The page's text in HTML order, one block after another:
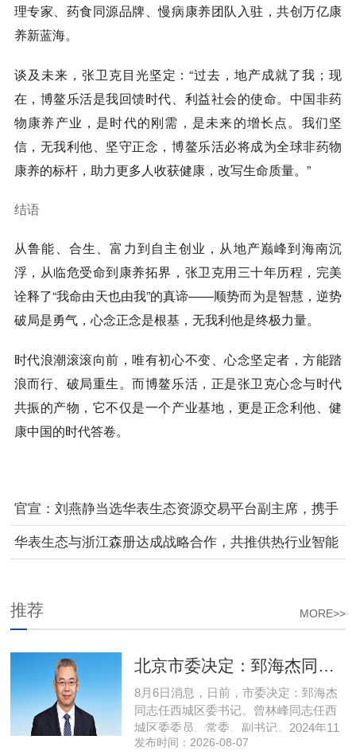
理专家、药食同源品牌、慢病康养团队 入驻，共创万亿康
养新蓝海。
谈及未来，张卫克目光坚定：“过去，地产成就了我；现
在，博鳌乐活是我回馈时代、利益社会的使命。中国非药
物康养产业，是时代的刚需，是未来的增长点。我们坚
信， 无我利他、坚守正念，博鳌乐活必将成为全球非药物
康养的标杆，助力更多人收获健康，改写生命质量。”
结语
从鲁能、合生、富力到自主创业，从地产巅峰到海南沉
浮，从临危受命到康养拓界，张卫克用三十年历程，完美
诠释了“我命由天也由我”的真谛——顺势而为是智慧，逆势
破局是勇气，心念正念是根基，无我利他是终极力量。
时代浪潮滚滚向前，唯有初心不变、心念坚定者，方能踏
浪而行、破局重生。而博鳌乐活，正是张卫克心念与时代
共振的产物，它不仅是一个产业基地，更是正念利他、健
康中国的时代答卷。
官宣：刘燕静当选华表生态资源交易平台副主席，携手
共拓大健康新局
华表生态与浙江森册达成战略合作，共推供热行业智能
MORE>>
推荐
北京市委决定：郅海杰同志任西城区委书记
8月6日消息，日前，市委决定：郅海杰
同志任西城区委书记。曾林峰同志任西
城区委委员、常委、副书记。2024年11
月，郅海杰任北京市西城区委副书记，
发布时间：2026-08-07